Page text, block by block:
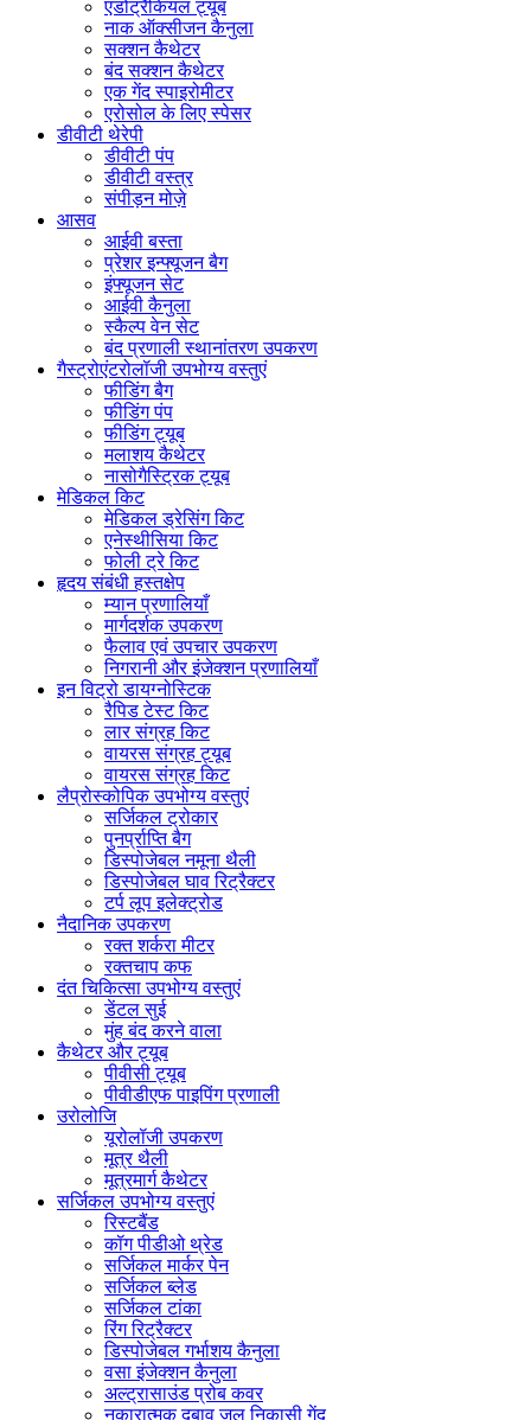
एंडोट्रैकियल ट्यूब
नाक ऑक्सीजन कैनुला
सक्शन कैथेटर
बंद सक्शन कैथेटर
एक गेंद स्पाइरोमीटर
एरोसोल के लिए स्पेसर
डीवीटी थेरेपी
डीवीटी पंप
डीवीटी वस्त्र
संपीड़न मोज़े
आसव
आईवी बस्ता
प्रेशर इन्फ्यूजन बैग
इंफ्यूजन सेट
आईवी कैनुला
स्कैल्प वेन सेट
बंद प्रणाली स्थानांतरण उपकरण
गैस्ट्रोएंटरोलॉजी उपभोग्य वस्तुएं
फीडिंग बैग
फीडिंग पंप
फीडिंग ट्यूब
मलाशय कैथेटर
नासोगैस्ट्रिक ट्यूब
मेडिकल किट
मेडिकल ड्रेसिंग किट
एनेस्थीसिया किट
फोली ट्रे किट
हृदय संबंधी हस्तक्षेप
म्यान प्रणालियाँ
मार्गदर्शक उपकरण
फैलाव एवं उपचार उपकरण
निगरानी और इंजेक्शन प्रणालियाँ
इन विट्रो डायग्नोस्टिक
रैपिड टेस्ट किट
लार संग्रह किट
वायरस संग्रह ट्यूब
वायरस संग्रह किट
लैप्रोस्कोपिक उपभोग्य वस्तुएं
सर्जिकल ट्रोकार
पुनर्प्राप्ति बैग
डिस्पोजेबल नमूना थैली
डिस्पोजेबल घाव रिट्रैक्टर
टर्प लूप इलेक्ट्रोड
नैदानिक ​​उपकरण
रक्त शर्करा मीटर
रक्तचाप कफ
दंत चिकित्सा उपभोग्य वस्तुएं
डेंटल सुई
मुंह बंद करने वाला
कैथेटर और ट्यूब
पीवीसी ट्यूब
पीवीडीएफ पाइपिंग प्रणाली
उरोलोजि
यूरोलॉजी उपकरण
मूत्र थैली
मूत्रमार्ग कैथेटर
सर्जिकल उपभोग्य वस्तुएं
रिस्टबैंड
कॉग पीडीओ थ्रेड
सर्जिकल मार्कर पेन
सर्जिकल ब्लेड
सर्जिकल टांका
रिंग रिट्रैक्टर
डिस्पोजेबल गर्भाशय कैनुला
वसा इंजेक्शन कैनुला
अल्ट्रासाउंड प्रोब कवर
नकारात्मक दबाव जल निकासी गेंद